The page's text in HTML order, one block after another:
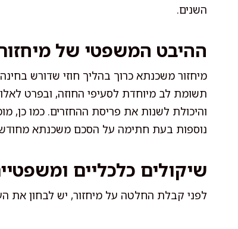
השנים.
ההיבט המשפטי של
מיחזור משכנתא כרוך בהליך חוזי שדורש
תשומת לב מיוחדת לסעיפי החוזה, ובפרט
והיכולת לשנות את פריסת ההחזרים. כמו כן,
נוספות בעת חתימה על הסכם משכנתא
שיקולים כלכליים
לפני קבלת החלטה על מיחזור, יש לבחון את